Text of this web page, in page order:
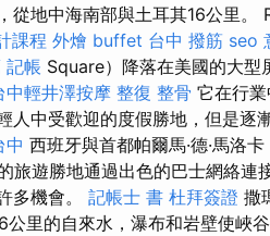
從地中海南部與土耳其16公里
課程 外燴 buffet 台中 撥筋 seo
記帳 Square）降落在美國的大型
中輕井澤按摩 整復 整骨 它在行
人中受歡迎的度假勝地，但是逐
中 西班牙與首都帕爾馬·德·馬洛
旅遊勝地通過出色的巴士網絡連
多機會。 記帳士 書 杜拜簽證 撒
公里的自來水，瀑布和岩壁使峽